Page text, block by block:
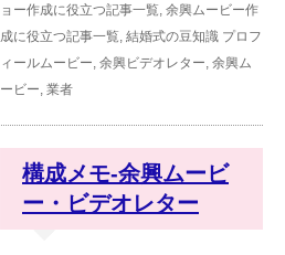
ョー作成に役立つ記事一覧, 余興ムービー作
成に役立つ記事一覧, 結婚式の豆知識 プロフ
ィールムービー, 余興ビデオレター, 余興ム
ービー, 業者
構成メモ-余興ムービ
ー・ビデオレター